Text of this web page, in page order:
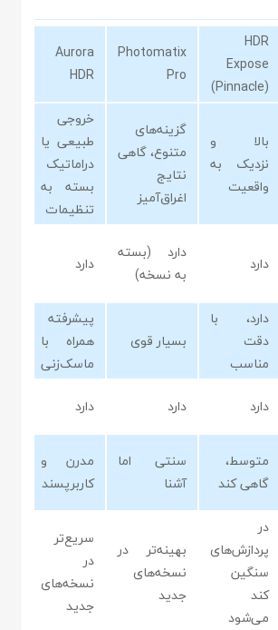
HDR
Expose
(Pinnacle)
Photomatix
Pro
Aurora
HDR
بالا و
نزدیک به
واقعیت
گزینه‌های
متنوع، گاهی
نتایج
اغراق‌آمیز
خروجی
طبیعی یا
دراماتیک
بسته به
تنظیمات
دارد
دارد (بسته
به نسخه)
دارد
دارد، با
دقت
مناسب
بسیار قوی
پیشرفته
همراه با
ماسک‌زنی
دارد دارد
دارد
متوسط،
گاهی کند
سنتی اما
آشنا
مدرن و
کاربرپسند
در
پردازش‌های
سنگین
کند
می‌شود
بهینه‌تر در
نسخه‌های
جدید
سریع‌تر
در
نسخه‌های
جدید